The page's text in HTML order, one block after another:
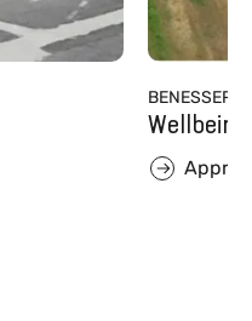
BENESSERE
Wellbeing